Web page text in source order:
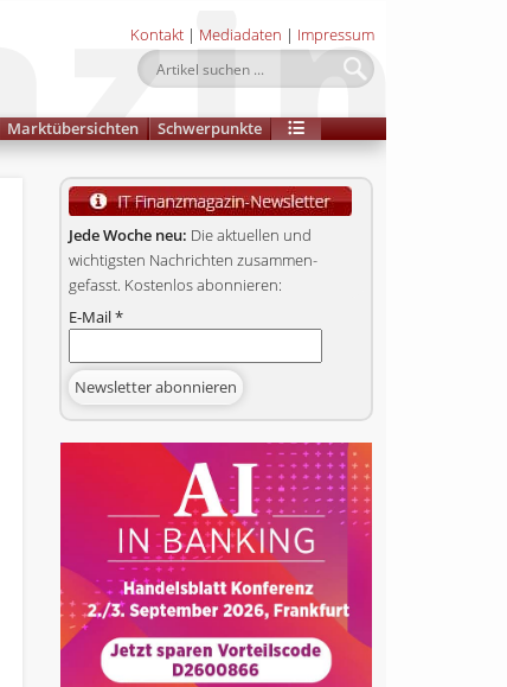
Kontakt | Mediadaten | Impressum
Marktübersichten Schwerpunkte
Jede Woche neu: Die aktuellen und
wichtigsten Nachrichten zusammen­
gefasst. Kostenlos abonnieren:
E-Mail*